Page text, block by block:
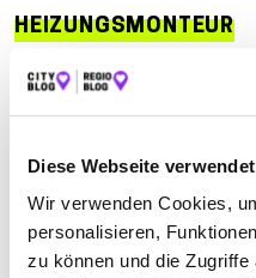
Diese Webseite
Wir verwenden Cookies,
personalisieren,
zu können und die
HEIZUNGSMONTEUR
Suchen nach
Finden
ALLE KÜLSHEIM